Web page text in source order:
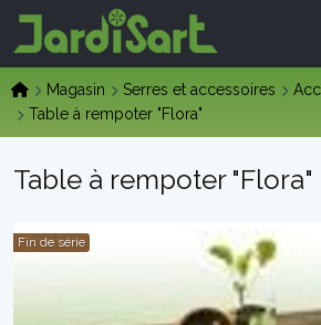
Magasin Serres et accessoires
Table à rempoter "Flora"
Table à rempoter "Flora"
Fin de série